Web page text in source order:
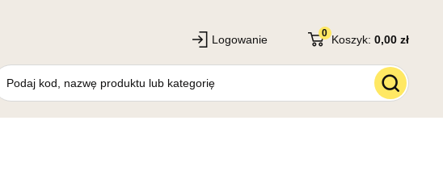
Logowanie 0 Koszyk: 0,00 zł